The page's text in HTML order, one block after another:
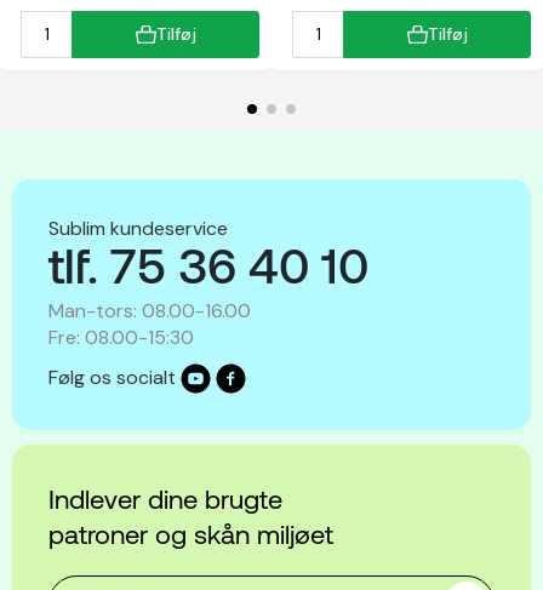
Tilføj Tilføj
Sublim kundeservice
tlf. 75 36 40 10
Man-tors: 08.00-16.00
Fre: 08.00-15:30
Følg os socialt
Indlever dine brugte
patroner og skån miljøet